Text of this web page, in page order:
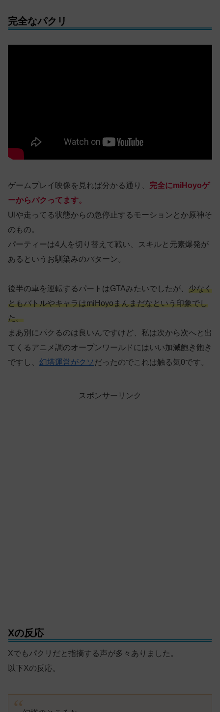
完全なパクリ
ゲームプレイ映像を見れば分かる通り、 完全にmiHoyoゲ
ーからパクってます。
UIや走ってる状態からの急停止するモーションとか原神そ
のもの。
パーティーは4人を切り替えて戦い、スキルと元素爆発が
あるというお馴染みのパターン。
後半の車を運転するパートはGTAみたいでしたが、 少なく
ともバトルやキャラはmiHoyoまんまだなという印象でし
た。
まあ別にパクるのは良いんですけど、私は次から次へと出
てくるアニメ調のオープンワールドにはいい加減飽き飽き
ですし、 幻塔運営がクソだったのでこれは触る気0です。
スポンサーリンク
Xの反応
Xでもパクリだと指摘する声が多々ありました。
以下Xの反応。